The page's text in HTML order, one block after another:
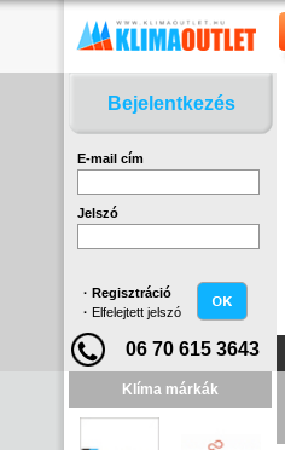
Bejelentkezés
E-mail cím
Jelszó
· Regisztráció
· Elfelejtett jelszó
06 70 615 3643
Klíma márkák